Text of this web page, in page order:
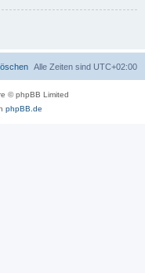
Alle Zeiten sind UTC+02:00
© phpBB Limited
phpBB.de